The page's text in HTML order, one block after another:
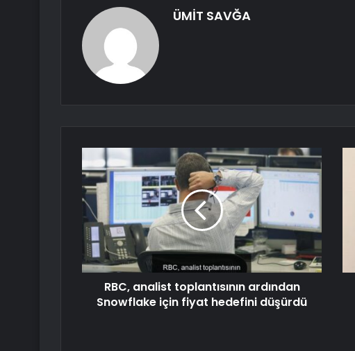
ÜMİT SAVĞA
RBC, analist toplantısının ardından
Snowflake için fiyat hedefini düşürdü